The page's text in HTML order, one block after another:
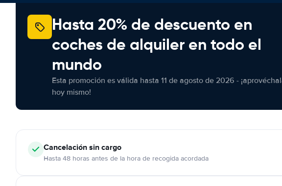
Hasta 20% de descuento en
coches de alquiler en todo el
mundo
Esta promoción es válida hasta 11 de agosto de 2026 -
hoy mismo!
Cancelaciónsin cargo
Hasta 48 horas antes de la hora de recogida acordada